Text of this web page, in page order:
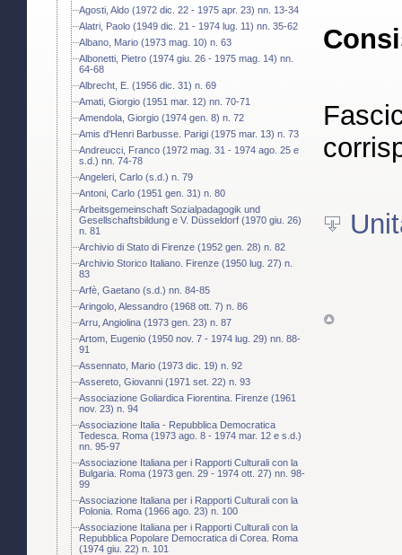
Agosti, Aldo (1972 dic. 22 - 1975 apr. 23) nn. 13-34
Alatri, Paolo (1949 dic. 21 - 1974 lug. 11) nn. 35-62
Albano, Mario (1973 mag. 10) n. 63
Albonetti, Pietro (1974 giu. 26 - 1975 mag. 14) nn.
64-68
Albrecht, E. (1956 dic. 31) n. 69
Amati, Giorgio (1951 mar. 12) nn. 70-71
Amendola, Giorgio (1974 gen. 8) n. 72
Amis d'Henri Barbusse. Parigi (1975 mar. 13) n. 73
Andreucci, Franco (1972 mag. 31 - 1974 ago. 25 e
s.d.) nn. 74-78
Angeleri, Carlo (s.d.) n. 79
Antoni, Carlo (1951 gen. 31) n. 80
Arbeitsgemeinschaft Sozialpadagogik und
Gesellschaftsbildung e V. Düsseldorf (1970 giu. 26)
n. 81
Archivio di Stato di Firenze (1952 gen. 28) n. 82
Archivio Storico Italiano. Firenze (1950 lug. 27) n.
83
Arfè, Gaetano (s.d.) nn. 84-85
Aringolo, Alessandro (1968 ott. 7) n. 86
Arru, Angiolina (1973 gen. 23) n. 87
Artom, Eugenio (1950 nov. 7 - 1974 lug. 29) nn. 88-
91
Assennato, Mario (1973 dic. 19) n. 92
Assereto, Giovanni (1971 set. 22) n. 93
Associazione Goliardica Fiorentina. Firenze (1961
nov. 23) n. 94
Associazione Italia - Repubblica Democratica
Tedesca. Roma (1973 ago. 8 - 1974 mar. 12 e s.d.)
nn. 95-97
Associazione Italiana per i Rapporti Culturali con la
Bulgaria. Roma (1973 gen. 29 - 1974 ott. 27) nn. 98-
99
Associazione Italiana per i Rapporti Culturali con la
Polonia. Roma (1966 ago. 23) n. 100
Associazione Italiana per i Rapporti Culturali con la
Repubblica Popolare Democratica di Corea. Roma
(1974 giu. 22) n. 101